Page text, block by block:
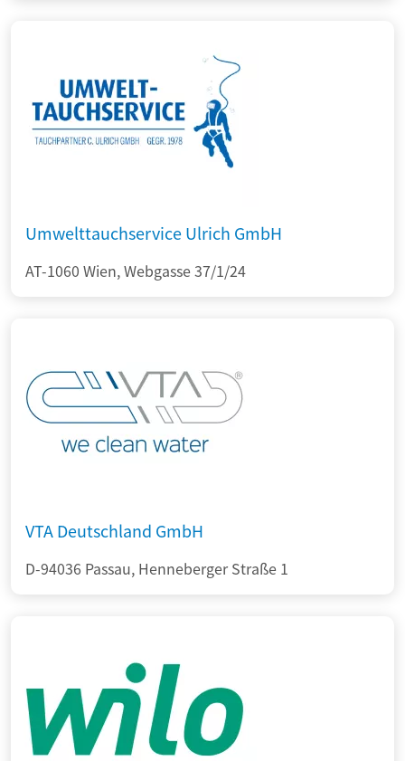
Umwelttauchservice Ulrich GmbH
AT-1060 Wien, Webgasse 37/1/24
VTA Deutschland GmbH
D-94036 Passau, Henneberger Straße 1